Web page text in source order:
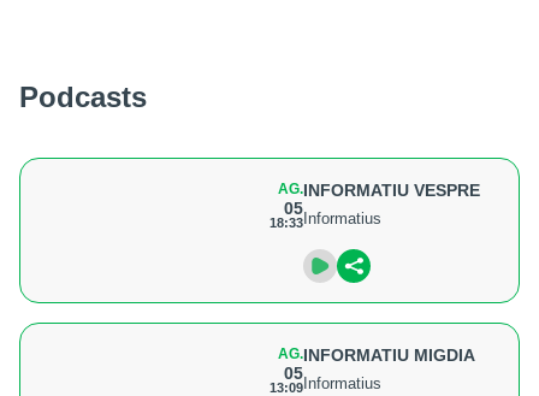
Podcasts
AG.
05
18:33
INFORMATIU VESPRE
Informatius
AG.
05
13:09
INFORMATIU MIGDIA
Informatius